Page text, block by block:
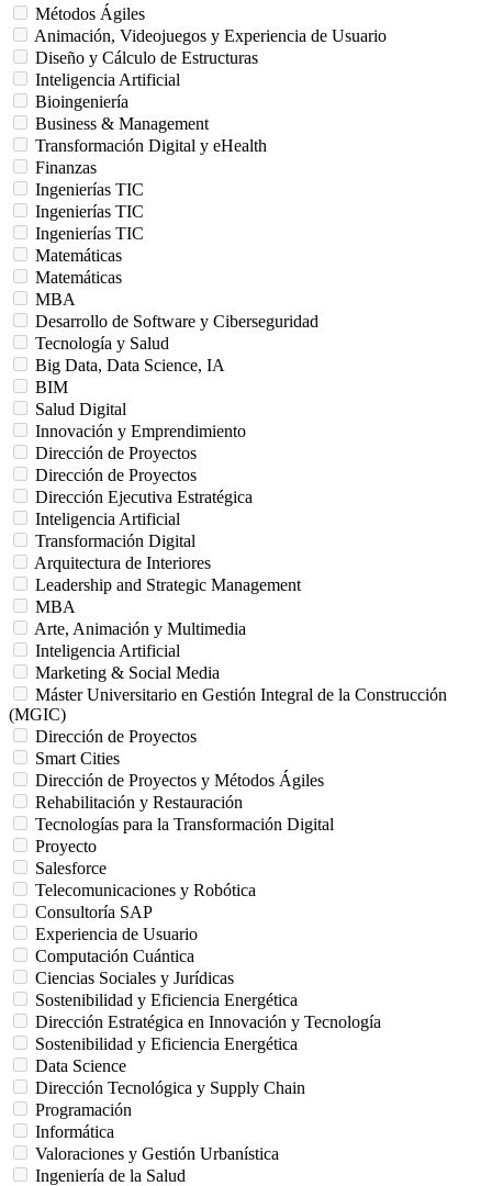
Métodos Ágiles
Animación, Videojuegos y Experiencia de Usuario
Diseño y Cálculo de Estructuras
Inteligencia Artificial
Bioingeniería
Business & Management
Transformación Digital y eHealth
Finanzas
Ingenierías TIC
Ingenierías TIC
Ingenierías TIC
Matemáticas
Matemáticas
MBA
Desarrollo de Software y Ciberseguridad
Tecnología y Salud
Big Data, Data Science, IA
BIM
Salud Digital
Innovación y Emprendimiento
Dirección de Proyectos
Dirección de Proyectos
Dirección Ejecutiva Estratégica
Inteligencia Artificial
Transformación Digital
Arquitectura de Interiores
Leadership and Strategic Management
MBA
Arte, Animación y Multimedia
Inteligencia Artificial
Marketing & Social Media
Máster Universitario en Gestión Integral de la Construcción
(MGIC)
Dirección de Proyectos
Smart Cities
Dirección de Proyectos y Métodos Ágiles
Rehabilitación y Restauración
Tecnologías para la Transformación Digital
Proyecto
Salesforce
Telecomunicaciones y Robótica
Consultoría SAP
Experiencia de Usuario
Computación Cuántica
Ciencias Sociales y Jurídicas
Sostenibilidad y Eficiencia Energética
Dirección Estratégica en Innovación y Tecnología
Sostenibilidad y Eficiencia Energética
Data Science
Dirección Tecnológica y Supply Chain
Programación
Informática
Valoraciones y Gestión Urbanística
Ingeniería de la Salud